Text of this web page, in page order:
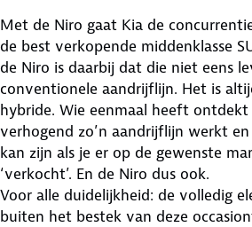
Met de Niro gaat Kia de
de best verkopende middenklasse
de Niro is daarbij dat die niet eens
conventionele aandrijflijn. Het is
hybride. Wie eenmaal heeft
verhogend zo’n aandrijflijn werkt
kan zijn als je er op de gewenste
‘verkocht’. En de Niro dus ook.
Voor alle duidelijkheid: de volledig
buiten het bestek van deze